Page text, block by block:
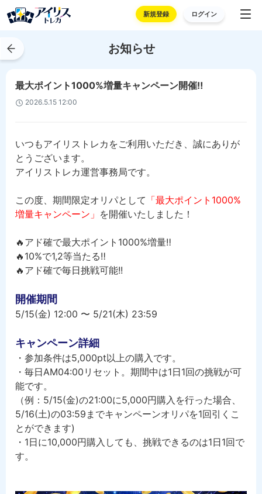
新規登録 ログイン
お知らせ
最大ポイント1000%増量キャンペーン開催‼
2026.5.15 12:00
いつもアイリストレカをご利用いただき、誠にありが
とうございます。
アイリストレカ運営事務局です。
この度、期間限定オリパとして 「最大ポイント1000%
増量キャンペーン」 を開催いたしました！
🔥アド確で最大ポイント1000%増量‼
🔥10%で1,2等当たる‼
🔥アド確で毎日挑戦可能!!
開催期間
5/15(金) 12:00 〜 5/21(木) 23:59
キャンペーン詳細
・参加条件は5,000pt以上の購入です。
・毎日AM04:00リセット。期間中は1日1回の挑戦が可
能です。
（例：5/15(金)の21:00に5,000円購入を行った場合、
5/16(土)の03:59までキャンペーンオリパを1回引くこ
とができます)
・1日に10,000円購入しても、挑戦できるのは1日1回で
す。